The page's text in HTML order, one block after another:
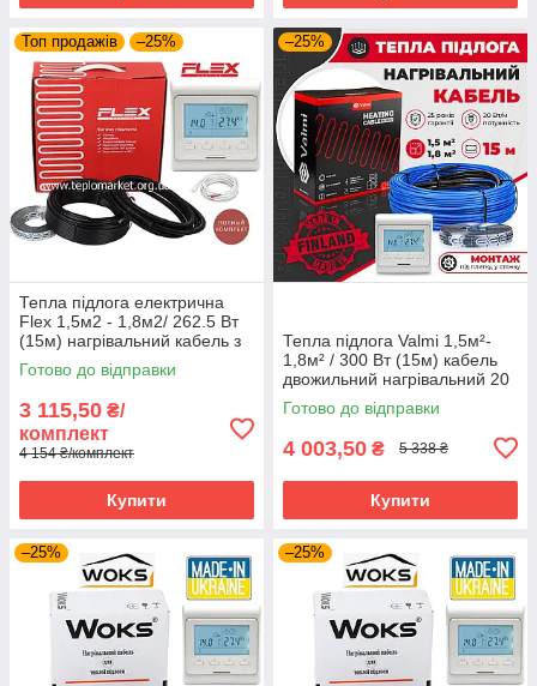
Топ продажів –25%
Тепла підлога електрична
Flex 1,5м2 - 1,8м2/ 262.5 Вт
(15м) нагрівальний кабель з
програмованим
терморегулятором E51
Готово до відправки
3 115,50 ₴/
комплект
4 154 ₴/комплект
Купити
–25%
Тепла підлога Valmi 1,5м²-
1,8м² / 300 Вт (15м) кабель
двожильний нагрівальний 20
Вт/м з терморегулятором E51
Готово до відправки
4 003,50 ₴ 5 338 ₴
Купити
–25% –25%